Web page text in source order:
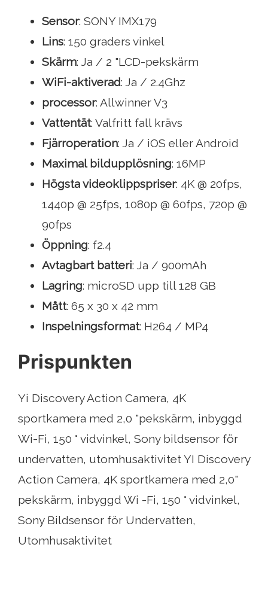
Sensor: SONY IMX179
Lins: 150 graders vinkel
Skärm: Ja / 2 "LCD-pekskärm
WiFi-aktiverad: Ja / 2.4Ghz
processor: Allwinner V3
Vattentät: Valfritt fall krävs
Fjärroperation: Ja / iOS eller Android
Maximal bildupplösning: 16MP
Högsta videoklippspriser: 4K @ 20fps,
1440p @ 25fps, 1080p @ 60fps, 720p @
90fps
Öppning: f2.4
Avtagbart batteri: Ja / 900mAh
Lagring: microSD upp till 128 GB
Mått: 65 x 30 x 42 mm
Inspelningsformat: H264 / MP4
Prispunkten
Yi Discovery Action Camera, 4K
sportkamera med 2,0 "pekskärm, inbyggd
Wi-Fi, 150 ° vidvinkel, Sony bildsensor för
undervatten, utomhusaktivitet YI Discovery
Action Camera, 4K sportkamera med 2,0"
pekskärm, inbyggd Wi -Fi, 150 ° vidvinkel,
Sony Bildsensor för Undervatten,
Utomhusaktivitet